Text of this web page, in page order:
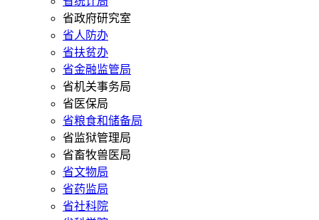
省政府研究室
省人防办
省扶贫办
省金融监管局
省机关事务局
省医保局
省粮食和储备局
省监狱管理局
省畜牧兽医局
省文物局
省药监局
省社科院